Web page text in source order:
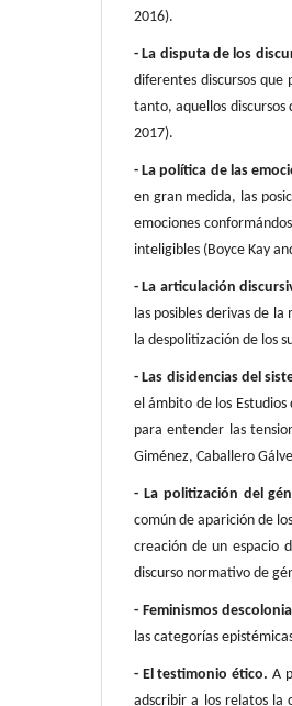
2016).
- La disputa de los
diferentes discursos
tanto, aquellos discursos
2017).
- La política de las
en gran medida, las
emociones
inteligibles (Boyce Kay
- La articulación
las posibles derivas de
la despolitización de los
- Las disidencias del
el ámbito de los
para entender las
Giménez, Caballero
- La politización del
común de aparición de
creación de un espacio
discurso normativo de
- Feminismos
las categorías
- El testimonio ético. A
adscribir a los relatos la